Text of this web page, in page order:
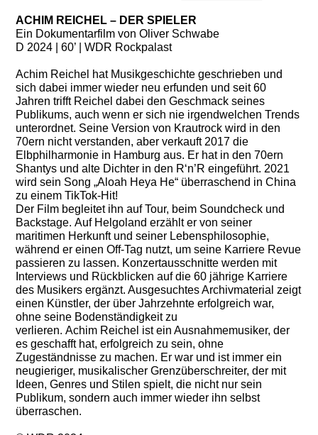
ACHIM REICHEL – DER SPIELER
Ein Dokumentarfilm von Oliver Schwabe
D 2024 | 60’ | WDR Rockpalast
Achim Reichel hat Musikgeschichte geschrieben und
sich dabei immer wieder neu erfunden und seit 60
Jahren trifft Reichel dabei den Geschmack seines
Publikums, auch wenn er sich nie irgendwelchen Trends
unterordnet. Seine Version von Krautrock wird in den
70ern nicht verstanden, aber verkauft 2017 die
Elbphilharmonie in Hamburg aus. Er hat in den 70ern
Shantys und alte Dichter in den R‘n’R eingeführt. 2021
wird sein Song „Aloah Heya He“ überraschend in China
zu einem TikTok-Hit!
Der Film begleitet ihn auf Tour, beim Soundcheck und
Backstage. Auf Helgoland erzählt er von seiner
maritimen Herkunft und seiner Lebensphilosophie,
während er einen Off-Tag nutzt, um seine Karriere Revue
passieren zu lassen. Konzertausschnitte werden mit
Interviews und Rückblicken auf die 60 jährige Karriere
des Musikers ergänzt. Ausgesuchtes Archivmaterial zeigt
einen Künstler, der über Jahrzehnte erfolgreich war,
ohne seine Bodenständigkeit zu
verlieren.Achim Reichel ist ein Ausnahmemusiker, der
es geschafft hat, erfolgreich zu sein, ohne
Zugeständnisse zu machen. Er war und ist immer ein
neugieriger, musikalischer Grenzüberschreiter, der mit
Ideen, Genres und Stilen spielt, die nicht nur sein
Publikum, sondern auch immer wieder ihn selbst
überraschen.